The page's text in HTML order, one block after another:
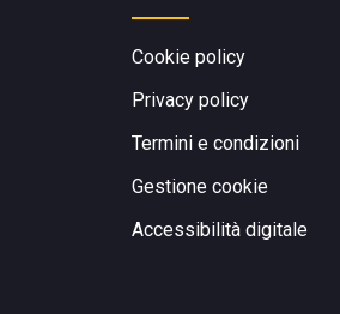
Cookie policy
Privacy policy
Termini e condizioni
Gestione cookie
Accessibilità digitale